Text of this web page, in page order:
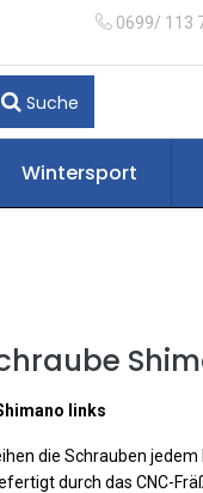
0699/ 113
Suche
Wintersport
links
die Schrauben jedem
durch das CNC-